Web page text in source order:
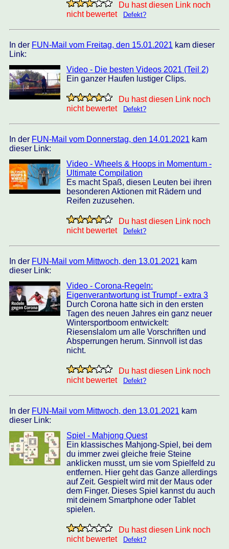
Du hast diesen Link noch
nicht bewertet
Defekt?
In der FUN-Mail vom Freitag, den 15.01.2021 kam dieser
Link:
Video - Die besten Videos 2021 (Teil 2)
Ein ganzer Haufen lustiger Clips.
Du hast diesen Link noch
nicht bewertet
Defekt?
In der FUN-Mail vom Donnerstag, den 14.01.2021 kam
dieser Link:
Video - Wheels & Hoops in Momentum -
Ultimate Compilation
Es macht Spaß, diesen Leuten bei ihren
besonderen Aktionen mit Rädern und
Reifen zuzusehen.
Du hast diesen Link noch
nicht bewertet
Defekt?
In der FUN-Mail vom Mittwoch, den 13.01.2021 kam
dieser Link:
Video - Corona-Regeln:
Eigenverantwortung ist Trumpf - extra 3
Durch Corona hatte sich in den ersten
Tagen des neuen Jahres ein ganz neuer
Wintersportboom entwickelt:
Riesenslalom um alle Vorschriften und
Absperrungen herum. Sinnvoll ist das
nicht.
Du hast diesen Link noch
nicht bewertet
Defekt?
In der FUN-Mail vom Mittwoch, den 13.01.2021 kam
dieser Link:
Spiel - Mahjong Quest
Ein klassisches Mahjong-Spiel, bei dem
du immer zwei gleiche freie Steine
anklicken musst, um sie vom Spielfeld zu
entfernen. Hier geht das Ganze allerdings
auf Zeit. Gespielt wird mit der Maus oder
dem Finger. Dieses Spiel kannst du auch
mit deinem Smartphone oder Tablet
spielen.
Du hast diesen Link noch
nicht bewertet
Defekt?